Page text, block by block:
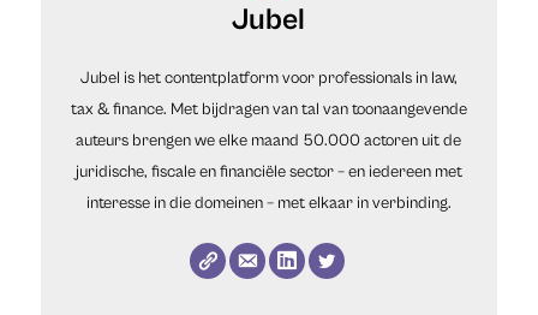
Jubel
Jubel is het contentplatform voor professionals in law,
tax & finance. Met bijdragen van tal van toonaangevende
auteurs brengen we elke maand 50.000 actoren uit de
juridische, fiscale en financiële sector – en iedereen met
interesse in die domeinen – met elkaar in verbinding.